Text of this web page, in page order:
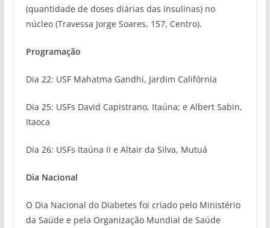
(quantidade de doses diárias das insulinas) no
núcleo (Travessa Jorge Soares, 157, Centro).
Programação
Dia 22: USF Mahatma Gandhi, Jardim Califórnia
Dia 25: USFs David Capistrano, Itaúna; e Albert Sabin,
Itaoca
Dia 26: USFs Itaúna II e Altair da Silva, Mutuá
Dia Nacional
O Dia Nacional do Diabetes foi criado pelo Ministério
da Saúde e pela Organização Mundial de Saúde